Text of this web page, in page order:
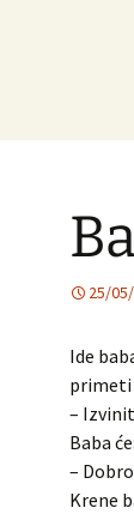
25/
Ide
primeti
–
Baba će:
–
Krene